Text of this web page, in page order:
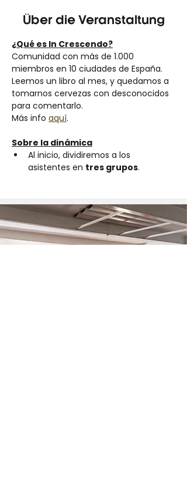
Über die Veranstaltung
¿Qué es In Crescendo?
Comunidad con más de 1.000
miembros en 10 ciudades de España.
Leemos un libro al mes, y quedamos a
tomarnos cervezas con desconocidos
para comentarlo.
Más info aquí.
Sobre la dinámica
Al inicio, dividiremos a los
asistentes en tres grupos.